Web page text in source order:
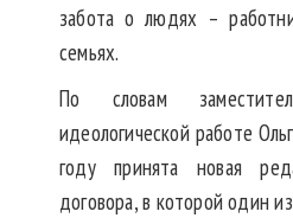
забота о людях –
семьях.
По словам
идеологической работе
году принята новая
договора, в которой один